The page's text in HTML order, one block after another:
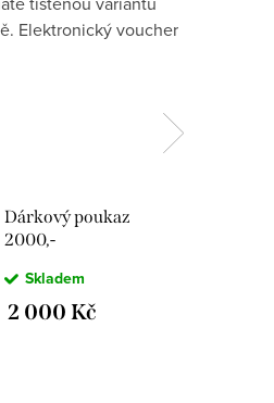
Elektronický voucher
Dárkový poukaz
2000,-
Skladem
2 000 Kč